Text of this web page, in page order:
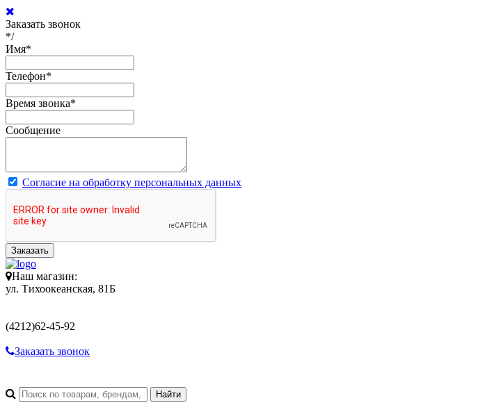
Заказать звонок
*/
Имя*
Телефон*
Время звонка*
Сообщение
Согласие на обработку персональных данных
Заказать
Наш магазин:
ул. Тихоокеанская, 81Б
(4212)62-45-92
Заказать звонок